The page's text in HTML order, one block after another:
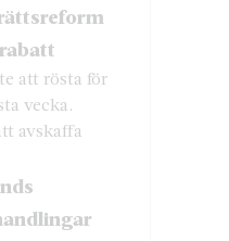
att rösta för
vecka.
avskaffa